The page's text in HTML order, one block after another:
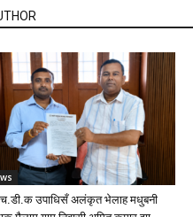
उपाधिसँ अलंकृत भेलाह मधुबनी